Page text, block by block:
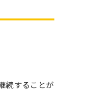
続することが